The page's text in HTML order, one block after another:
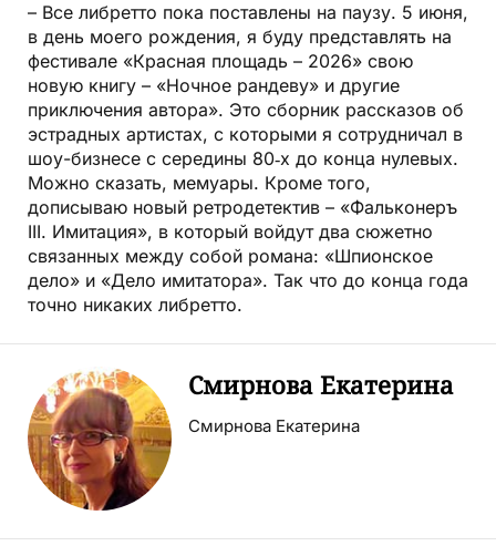
– Все либретто пока поставлены на паузу. 5 июня,
в день моего рождения, я буду представлять на
фестивале «Красная площадь – 2026» свою
новую книгу – «Ночное рандеву» и другие
приключения автора». Это сборник рассказов об
эстрадных артистах, с которыми я сотрудничал в
шоу-бизнесе с середины 80‑х до конца нулевых.
Можно сказать, мемуары. Кроме того,
дописываю новый ретродетектив – «Фальконеръ
III. Имитация», в который войдут два сюжетно
связанных между собой романа: «Шпионское
дело» и «Дело имитатора». Так что до конца года
точно никаких либретто.
Смирнова Екатерина
Смирнова Екатерина